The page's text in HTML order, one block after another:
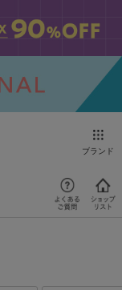
ブランド